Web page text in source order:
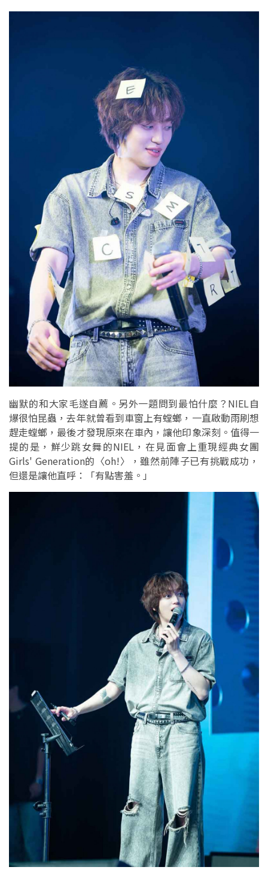
幽默的和大家毛遂自薦。另外一題問到最怕什麼？NIEL自
爆很怕昆蟲，去年就曾看到車窗上有螳螂，一直啟動雨刷想
趕走螳螂，最後才發現原來在車內，讓他印象深刻。值得一
提的是，鮮少跳女舞的NIEL，在見面會上重現經典女團
Girls' Generation的〈oh!〉，雖然前陣子已有挑戰成功，
但還是讓他直呼：「有點害羞。」